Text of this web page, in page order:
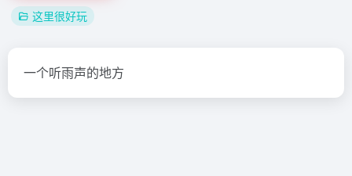
这里很好玩
一个听雨声的地方